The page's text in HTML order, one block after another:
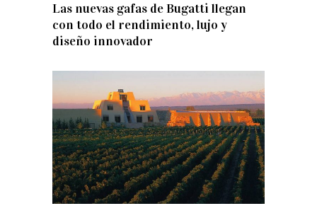
Las nuevas gafas de Bugatti llegan
con todo el rendimiento, lujo y
diseño innovador